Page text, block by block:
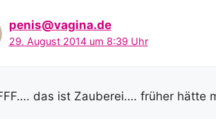
penis@vagina.de
29. August 2014 um 8:39 Uhr
das ist Zauberei…. früher hätte